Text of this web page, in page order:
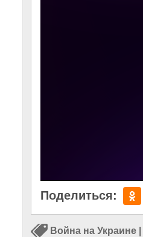
Поделиться:
Война на Украине